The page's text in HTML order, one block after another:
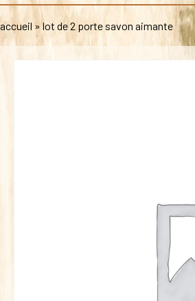
accueil »lot de 2 porte savon aimante